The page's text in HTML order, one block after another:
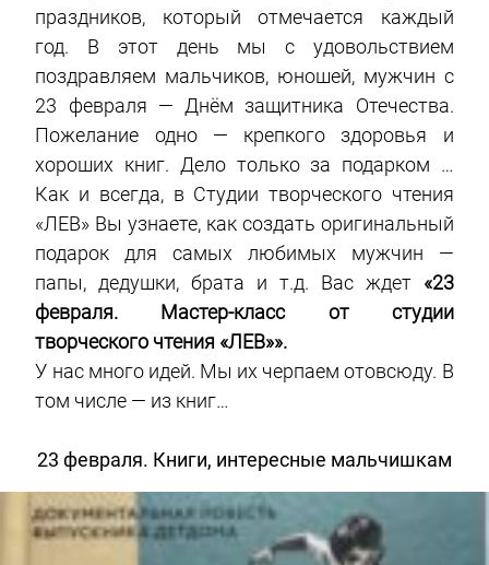
праздников, который отмечается каждый
год. В этот день мы с удовольствием
поздравляем мальчиков, юношей, мужчин с
23 февраля — Днём защитника Отечества.
Пожелание одно — крепкого здоровья и
хороших книг. Дело только за подарком …
Как и всегда, в Студии творческого чтения
«ЛЕВ» Вы узнаете, как создать оригинальный
подарок для самых любимых мужчин —
папы, дедушки, брата и т.д. Вас ждет «23
февраля. Мастер-класс от студии
творческого чтения «ЛЕВ»».
У нас много идей. Мы их черпаем отовсюду. В
том числе — из книг…
23 февраля. Книги, интересные мальчишкам